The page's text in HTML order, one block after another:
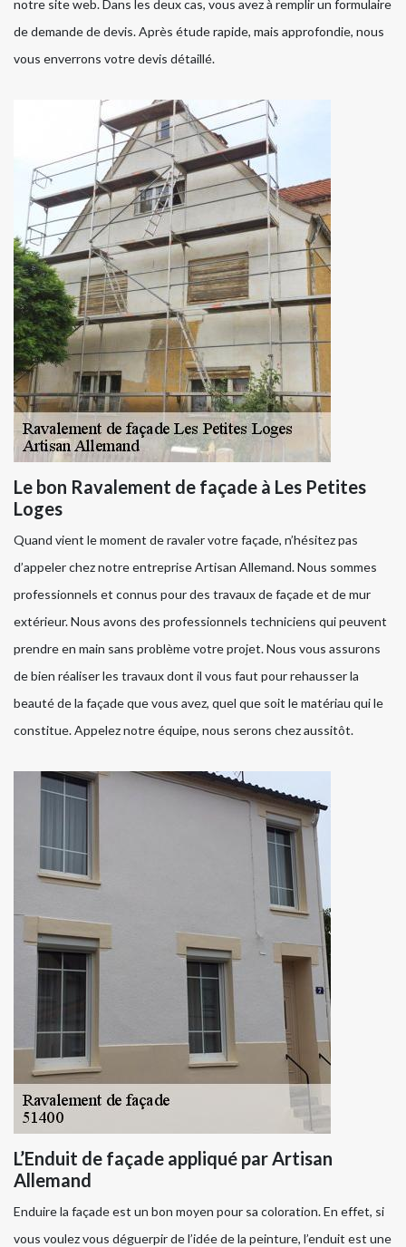
notre site web. Dans les deux cas, vous avez à remplir un formulaire
de demande de devis. Après étude rapide, mais approfondie, nous
vous enverrons votre devis détaillé.
Le bon Ravalement de façade à Les Petites
Loges
Quand vient le moment de ravaler votre façade, n’hésitez pas
d’appeler chez notre entreprise Artisan Allemand. Nous sommes
professionnels et connus pour des travaux de façade et de mur
extérieur. Nous avons des professionnels techniciens qui peuvent
prendre en main sans problème votre projet. Nous vous assurons
de bien réaliser les travaux dont il vous faut pour rehausser la
beauté de la façade que vous avez, quel que soit le matériau qui le
constitue. Appelez notre équipe, nous serons chez aussitôt.
L’Enduit de façade appliqué par Artisan
Allemand
Enduire la façade est un bon moyen pour sa coloration. En effet, si
vous voulez vous déguerpir de l’idée de la peinture, l’enduit est une